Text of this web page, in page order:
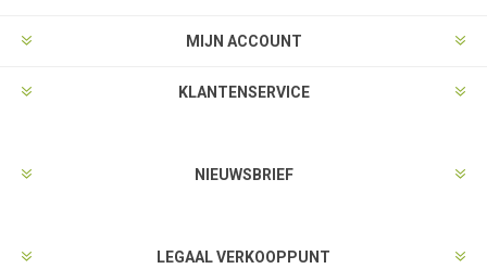
MIJN ACCOUNT
KLANTENSERVICE
NIEUWSBRIEF
LEGAAL VERKOOPPUNT